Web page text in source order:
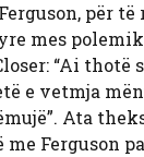
për
mes
“Ai thotë
e vetmja
Ata
Ferguson